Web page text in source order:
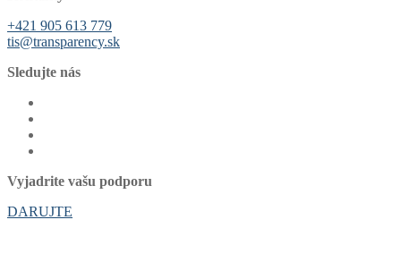
+421 905 613 779
tis@transparency.sk
Sledujte nás
Vyjadrite vašu podporu
DARUJTE